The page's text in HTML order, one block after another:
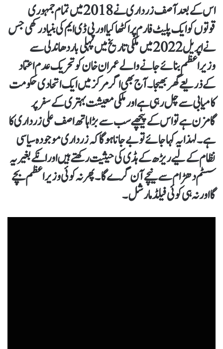
اس کے بعد آصف زرداری نے 2018 میں تمام جمہوری
قوتوں کو ایک پلیٹ فارم پر اکٹھا کیا اور پی ڈی ایم کی بنیاد رکھی جس
نے اپریل 2022 میں ملکی تاریخ میں پہلی بار دھاندلی سے
وزیراعظم بنائے جانے والے عمران خان کو تحریک عدم اعتماد
کے ذریعے گھر بھیجا۔ آج بھی اگر مرکز میں ایک اتحادی حکومت
کامیابی سے چل رہی ہے اور ملکی معیشت بہتری کے سفر پر
گامزن ہے تو اس کے پیچھے سب سے بڑا ہاتھ اصف علی زرداری کا
ہے۔ لہذا یہ کہا جائے تو بے جانا ہوگا کہ زرداری موجودہ سیاسی
نظام کے لیے ریڑھ کے ہڈی کی حیثیت رکھتے ہیں اور انکے بغیر یہ
سسٹم دھڑام سے نیچے آن گرے گا۔ پھر نہ کوئی وزیراعظم بچے
گا اور نہ ہی کوئی فیلڈ مارشل۔